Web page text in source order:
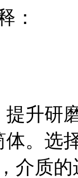
：
升研
体。选
介质